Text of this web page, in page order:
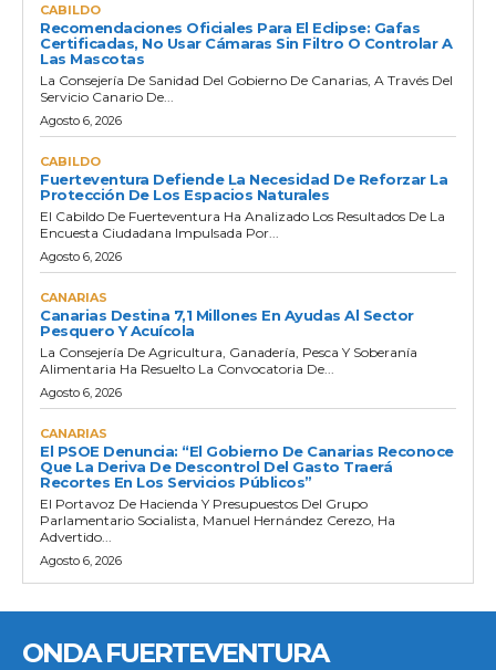
CABILDO
Recomendaciones Oficiales Para El Eclipse: Gafas
Certificadas, No Usar Cámaras Sin Filtro O Controlar A
Las Mascotas
La Consejería De Sanidad Del Gobierno De Canarias, A Través Del
Servicio Canario De...
Agosto 6, 2026
CABILDO
Fuerteventura Defiende La Necesidad De Reforzar La
Protección De Los Espacios Naturales
El Cabildo De Fuerteventura Ha Analizado Los Resultados De La
Encuesta Ciudadana Impulsada Por...
Agosto 6, 2026
CANARIAS
Canarias Destina 7,1 Millones En Ayudas Al Sector
Pesquero Y Acuícola
La Consejería De Agricultura, Ganadería, Pesca Y Soberanía
Alimentaria Ha Resuelto La Convocatoria De...
Agosto 6, 2026
CANARIAS
El PSOE Denuncia: “El Gobierno De Canarias Reconoce
Que La Deriva De Descontrol Del Gasto Traerá
Recortes En Los Servicios Públicos”
El Portavoz De Hacienda Y Presupuestos Del Grupo
Parlamentario Socialista, Manuel Hernández Cerezo, Ha
Advertido...
Agosto 6, 2026
ONDA FUERTEVENTURA